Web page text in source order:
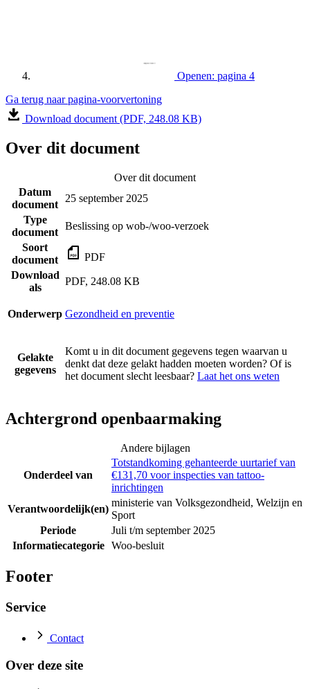
Openen: pagina 4
Ga terug naar pagina-voorvertoning
Download document (PDF, 248.08 KB)
Over dit document
Over dit document
Datum
document
25 september 2025
Type
document
Beslissing op wob-/woo-verzoek
Soort
document
PDF
Download
als
PDF, 248.08 KB
Onderwerp Gezondheid en preventie
Gelakte
gegevens
Komt u in dit document gegevens tegen waarvan u
denkt dat deze gelakt hadden moeten worden? Of is
het document slecht leesbaar? Laat het ons weten
Achtergrond openbaarmaking
Andere bijlagen
Onderdeel van
Totstandkoming gehanteerde uurtarief van
€131,70 voor inspecties van tattoo-
inrichtingen
Verantwoordelijk(en)
ministerie van Volksgezondheid, Welzijn en
Sport
Periode
Juli t/m september 2025
Informatiecategorie
Woo-besluit
Footer
Service
Contact
Over deze site